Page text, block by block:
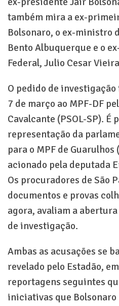
também mira a ex-
Bolsonaro, o ex-ministro
Bento Albuquerque e o
Federal, Julio Cesar
O pedido de
7 de março ao MPF-DF
Cavalcante (PSOL-SP). É
representação da
para o MPF de
acionado pela deputada
Os procuradores de São
documentos e provas
agora, avaliam a
de investigação.
Ambas as acusações se
revelado pelo Estadão,
reportagens seguintes
iniciativas que